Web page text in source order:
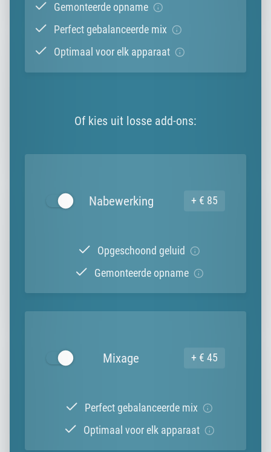
Gemonteerde opname
Perfect gebalanceerde mix
Optimaal voor elk apparaat
Of kies uit losse add-ons:
+ € 85
Nabewerking
Opgeschoond geluid
Gemonteerde opname
+ € 45
Mixage
Perfect gebalanceerde mix
Optimaal voor elk apparaat